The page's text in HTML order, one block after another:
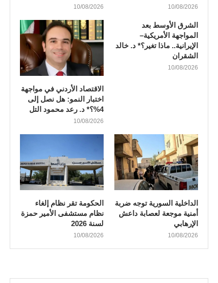
10/08/2026
10/08/2026
الشرق الأوسط بعد
المواجهة الأمريكية–
الإيرانية.. ماذا تغير؟* د. خالد
الشقران
10/08/2026
الاقتصاد الأردني في مواجهة
اختبار النمو: هل نصل إلى
4%؟* د. رعد محمود التل
10/08/2026
الداخلية السورية توجه ضربة
أمنية موجعة لعصابة داعش
الإرهابي
10/08/2026
الحكومة تقر نظام إلغاء
نظام مستشفى الأمير حمزة
لسنة 2026
10/08/2026